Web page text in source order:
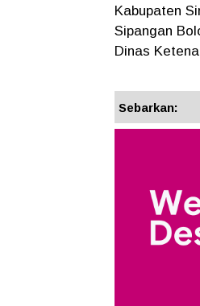
Kabupaten
Sipangan
Dinas
Sebarkan: